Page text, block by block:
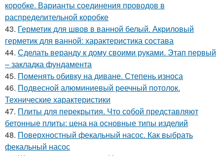
коробке. Варианты соединения проводов в
распределительной коробке
43. Герметик для швов в ванной белый. Акриловый
герметик для ванной: характеристика состава
44. Сделать веранду к дому своими руками. Этап первый
– закладка фундамента
45. Поменять обивку на диване. Степень износа
46. Подвесной алюминиевый реечный потолок.
Технические характеристики
47. Плиты для перекрытия. Что собой представляют
бетонные плиты: цена на основные типы изделий
48. Поверхностный фекальный насос. Как выбрать
фекальный насос